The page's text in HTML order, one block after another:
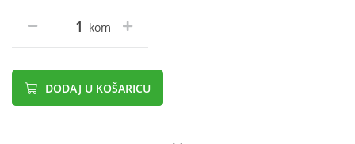
kom
DODAJ U KOŠARICU